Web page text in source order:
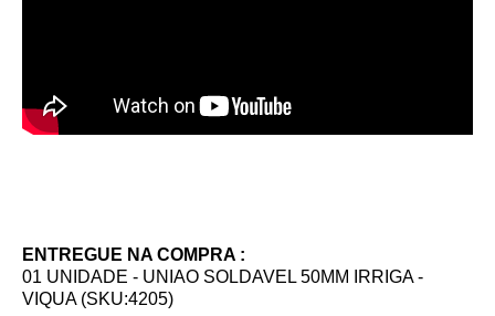
ENTREGUE NA COMPRA :
01 UNIDADE - UNIAO SOLDAVEL 50MM IRRIGA -
VIQUA (SKU:4205)